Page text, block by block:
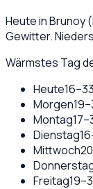
Heute inBrunoy(
Gewitter.
Wärmstes Tag
Heute16–33
Morgen19–
Montag17–
Dienstag16
Mittwoch20
Freitag19–